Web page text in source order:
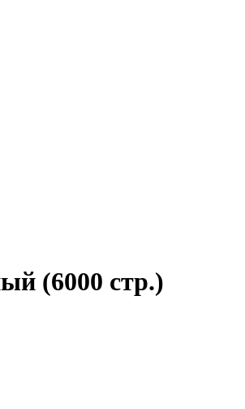
(6000 стр.)